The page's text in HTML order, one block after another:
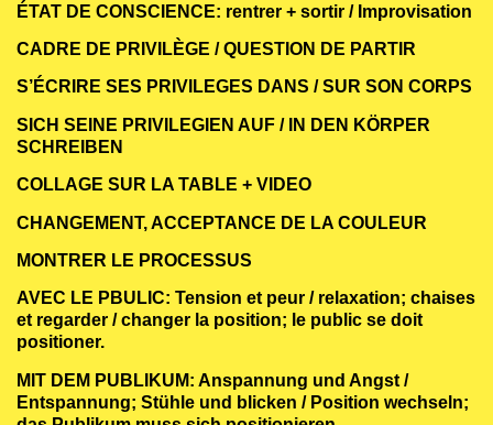
ÉTAT DE CONSCIENCE: rentrer + sortir / Improvisation
CADRE DE PRIVILÈGE / QUESTION DE PARTIR
S’ÉCRIRE SES PRIVILEGES DANS / SUR SON CORPS
SICH SEINE PRIVILEGIEN AUF / IN DEN KÖRPER
SCHREIBEN
COLLAGE SUR LA TABLE + VIDEO
CHANGEMENT, ACCEPTANCE DE LA COULEUR
MONTRER LE PROCESSUS
AVEC LE PBULIC: Tension et peur / relaxation; chaises
et regarder / changer la position; le public se doit
positioner.
MIT DEM PUBLIKUM: Anspannung und Angst /
Entspannung; Stühle und blicken / Position wechseln;